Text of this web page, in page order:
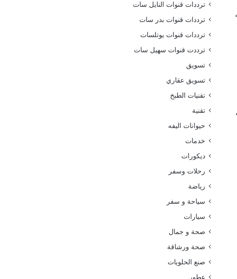
ترددات قنوات النايل سات
ترددات قنوات بدر سات
ترددات قنوات يوتلسات
ترددت قنوات سهيل سات
تسويق
تسويق عقاري
تقنيات الطبخ
تقنية
حيوانات اليفه
خدمات
ديكورات
رحلات وسفر
رياضة
سياحة و سفر
سيارات
صحة و جمال
صحة ورشاقة
صنع الحلويات
عطور